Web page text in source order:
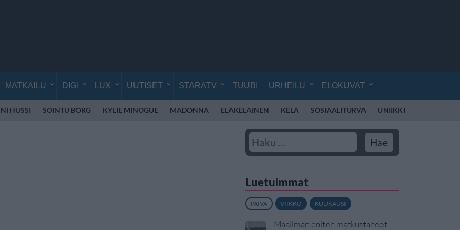
MATKAILU DIGI LUX UUTISET STARATV TUUBI URHEILU ELOKUVAT
HUSSI SOINTU BORG KYLIE MINOGUE MADONNA ELÄKELÄINEN KELA SOSIAALITURVA UNIIKKI
Luetuimmat
PÄIVÄ VIIKKO KUUKAUSI
Maailman eniten matkustaneet